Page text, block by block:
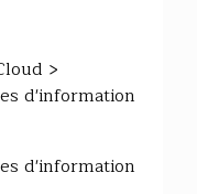
>
d'information
d'information